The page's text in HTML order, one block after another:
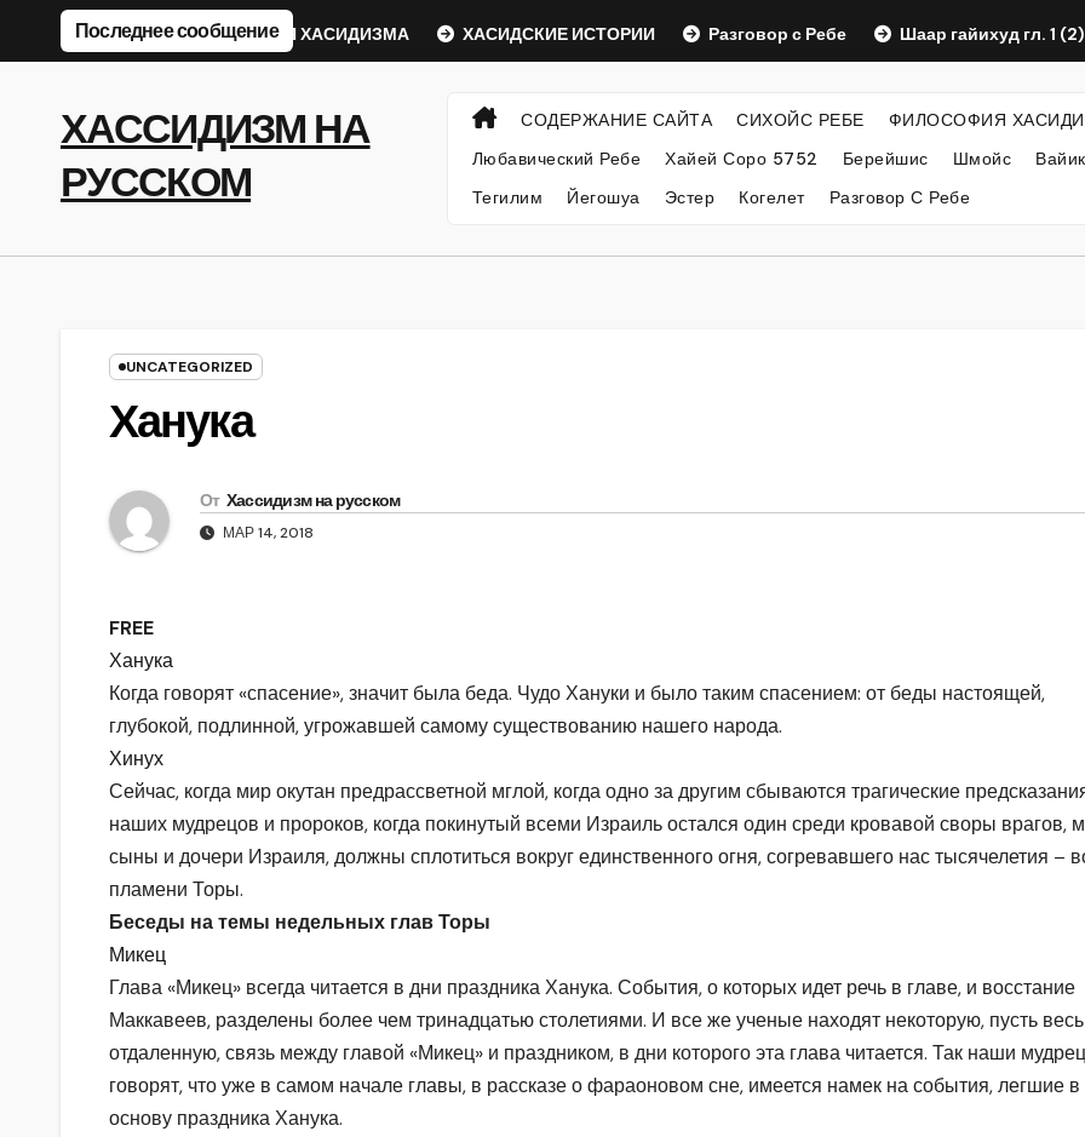
Перейти
Последнее сообщение
ФИЛОСОФИЯ ХАСИДИЗМА ХАСИДСКИЕ ИСТОРИИ Разговор с Ребе Шаар гайихуд гл. 1 (2)
ХАССИДИЗМ НА
РУССКОМ
СОДЕРЖАНИЕ САЙТА СИХОЙС РЕБЕ
ФИЛОСОФИЯ
Любавический Ребе
Хайей Соро 5752 Берейшис Шмойс
Тегилим
Йегошуа Эстер Когелет Разговор С Ребе
UNCATEGORIZED
Ханука
От Хассидизм на русском
МАР 14, 2018
FREE
Ханука
Когда говорят «спасение», значит была беда. Чудо Хануки и было таким спасением: от беды настоящей,
глубокой, подлинной, угрожавшей самому существованию нашего народа.
Хинух
Сейчас, когда мир окутан предрассветной мглой, когда одно за другим сбываются трагические
наших мудрецов и пророков, когда покинутый всеми Израиль остался один среди кровавой своры врагов,
сыны и дочери Израиля, должны сплотиться вокруг единственного огня, согревавшего нас тысячелетия –
пламени Торы.
Беседы на темы недельных глав Торы
Микец
Глава «Микец» всегда читается в дни праздника Ханука. События, о которых идет речь в главе, и восстание
Маккавеев, разделены более чем тринадцатью столетиями. И все же ученые находят некоторую, пусть
отдаленную, связь между главой «Микец» и праздником, в дни которого эта глава читается. Так наши
говорят, что уже в самом начале главы, в рассказе о фараоновом сне, имеется намек на события, легшие в
основу праздника Ханука.